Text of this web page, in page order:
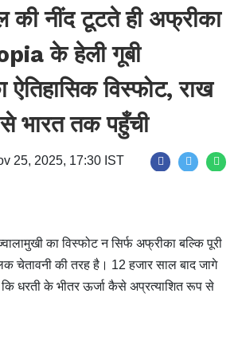
की नींद टूटते ही अफ्रीका
के हेली गूबी
ऐतिहासिक विस्फोट, राख
भारत तक पहुँची
25, 2025, 17:30 IST
का विस्फोट न सिर्फ अफ्रीका बल्कि पूरी
चेतावनी की तरह है। 12 हजार साल बाद जागे
कि धरती के भीतर ऊर्जा कैसे अप्रत्याशित रूप से